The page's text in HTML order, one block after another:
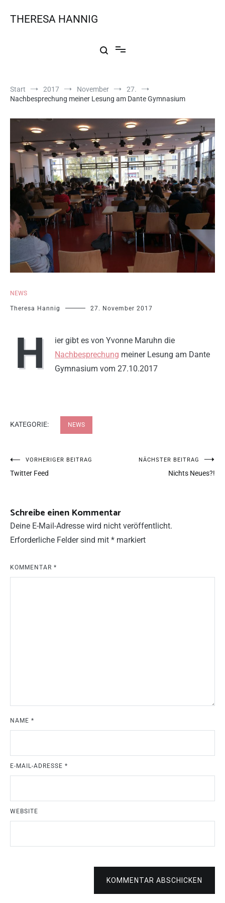
THERESA HANNIG
Start 2017 November
27.
Nachbesprechung meiner Lesung am Dante Gymnasium
NEWS
Theresa Hannig 27. November 2017
H
ier gibt es von Yvonne Maruhn die
Nachbesprechung meiner Lesung am Dante
Gymnasium vom 27.10.2017
KATEGORIE: NEWS
VORHERIGER BEITRAG
Twitter Feed
NÄCHSTER BEITRAG
Nichts Neues?!
Schreibe einen Kommentar
Deine E-Mail-Adresse wird nicht veröffentlicht.
Erforderliche Felder sind mit * markiert
KOMMENTAR *
NAME *
E-MAIL-ADRESSE *
WEBSITE
KOMMENTAR ABSCHICKEN